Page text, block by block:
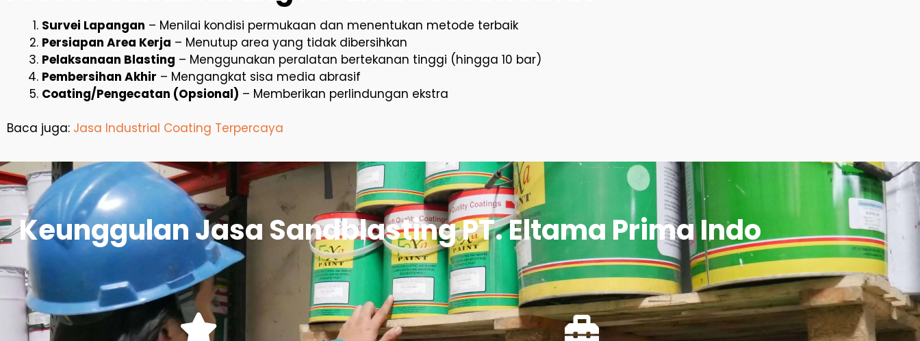
Survei Lapangan – Menilai kondisi permukaan dan menentukan metode terbaik
Persiapan Area Kerja – Menutup area yang tidak dibersihkan
Pelaksanaan Blasting – Menggunakan peralatan bertekanan tinggi (hingga 10 bar)
Pembersihan Akhir – Mengangkat sisa media abrasif
Coating/Pengecatan (Opsional) – Memberikan perlindungan ekstra
Baca juga: Jasa Industrial Coating Terpercaya
Keunggulan Jasa Sandblasting PT. Eltama Prima Indo